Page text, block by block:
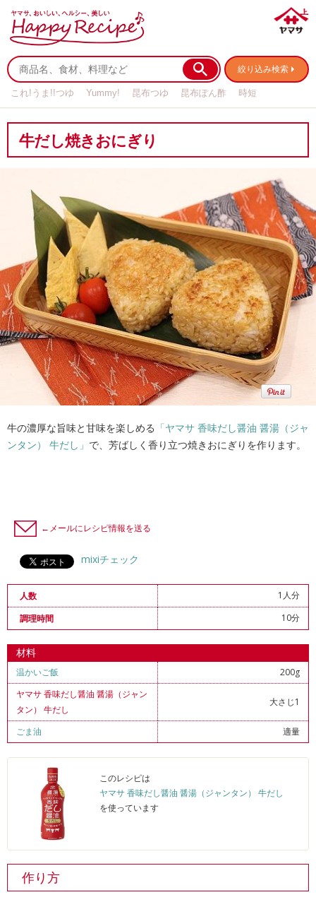
絞り込み検索
これ!うま!!つゆ Yummy! 昆布つゆ 昆布ぽん酢
時短
牛だし焼きおにぎり
牛の濃厚な旨味と甘味を楽しめる 「ヤマサ 香味だし醤油 醤湯（ジャ
ンタン） 牛だし」 で、芳ばしく香り立つ焼きおにぎりを作ります。
←メールにレシピ情報を送る
mixiチェック
人数
1人分
調理時間
10分
材料
温かいご飯
200g
ヤマサ 香味だし醤油 醤湯（ジャン
タン） 牛だし
大さじ1
ごま油 適量
このレシピは
ヤマサ 香味だし醤油 醤湯（ジャンタン） 牛だし
を使っています
作り方